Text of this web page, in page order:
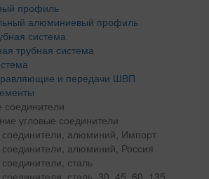
профиль
алюминиевый профиль
система
трубная система
и передачи ШВП
соединители
угловые соединители
соединители, алюминий, Импорт
соединители, алюминий, Россия
сталь